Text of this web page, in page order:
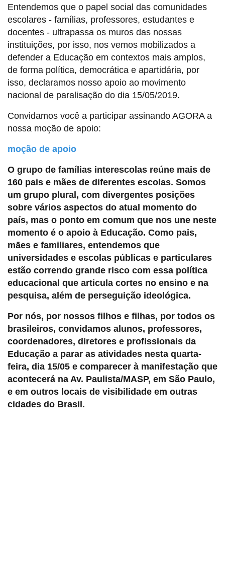
Entendemos que o papel social das comunidades
escolares - famílias, professores, estudantes e
docentes - ultrapassa os muros das nossas
instituições, por isso, nos vemos mobilizados a
defender a Educação em contextos mais amplos,
de forma política, democrática e apartidária, por
isso, declaramos nosso apoio ao movimento
nacional de paralisação do dia 15/05/2019.
Convidamos você a participar assinando AGORA a
nossa moção de apoio:
moção de apoio
O grupo de famílias interescolas reúne mais de
160 pais e mães de diferentes escolas. Somos
um grupo plural, com divergentes posições
sobre vários aspectos do atual momento do
país, mas o ponto em comum que nos une neste
momento é o apoio à Educação. Como pais,
māes e familiares, entendemos que
universidades e escolas públicas e particulares
estão correndo grande risco com essa política
educacional que articula cortes no ensino e na
pesquisa, além de perseguição ideológica.
Por nós, por nossos filhos e filhas, por todos os
brasileiros, convidamos alunos, professores,
coordenadores, diretores e profissionais da
Educação a parar as atividades nesta quarta-
feira, dia 15/05 e comparecer à manifestação que
acontecerá na Av. Paulista/MASP, em São Paulo,
e em outros locais de visibilidade em outras
cidades do Brasil.